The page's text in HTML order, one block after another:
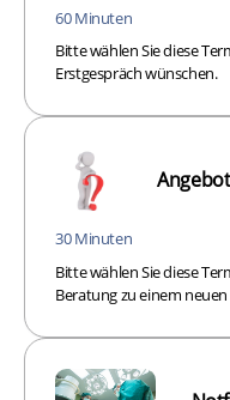
60 Minuten
Bitte wählen Sie diese
Erstgespräch wünschen.
30 Minuten
Bitte wählen Sie diese
Beratung zu einem